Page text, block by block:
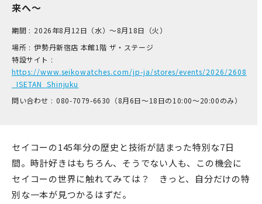
来へ～
期間 : 2026年8月12日（水）～8月18日（火）
場所 : 伊​勢丹新宿店 本​館1階 ザ​・ステージ
特設サイト :
https://www.seikowatches.com/jp-ja/stores/events/2026/2608
_ISETAN_Shinjuku
問い合わせ : 0​80-7​079-6​630（8月6日～18日の1​0:00～2​0:00のみ）
セイコーの145年分の歴史と技術が詰まった特別な7日
間。時計好きはもちろん、そうでない人も、この機会に
セイコーの世界に触れてみては？ きっと、自分だけの特
別な一本が見つかるはずだ。